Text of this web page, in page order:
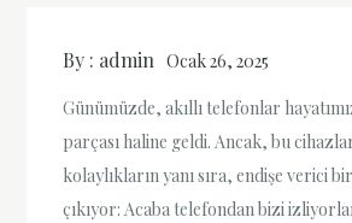
By : admin Ocak 26, 2025
Günümüzde, akıllı telefonlar
parçası haline geldi. Ancak, bu
kolaylıkların yanı sıra, endişe verici
çıkıyor: Acaba telefondan bizi